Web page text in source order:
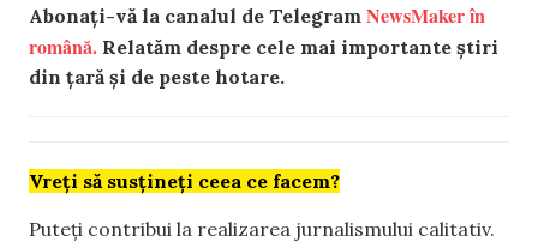
Abonați-vă la canalul de Telegram NewsMaker în
română. Relatăm despre cele mai importante știri
din țară și de peste hotare.
Vreți să susțineți ceea ce facem?
Puteți contribui la realizarea jurnalismului calitativ.